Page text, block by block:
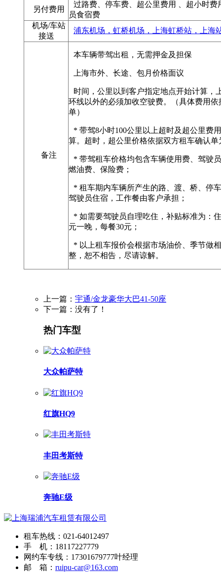
另付费用
过路费、停车费、超公里费用 、超小时费
员食宿费
机场/车站
接送
浦东机场，虹桥机场，上海虹桥站，上海
备注
本车辆带驾出租，无需押金及担保
上海市外、长途、包月价格面议
时间，公里以到客户指定地点开始计算，
环线以外的必须加收空驶费。（具体费用依
单）
* 带驾8小时100公里以上超时及超公里费
算。超时，超公里价格依据双方租车确认单
* 带驾租车价格均包含车辆使用费、驾驶
燃油费、保险费；
* 租车期内车辆所产生的路、渡、桥、停
驾驶员住宿，工作餐由客户承担；
* 如需要驾驶员自理吃住，补贴标准为：
元一晚，每餐30元；
* 以上租车报价会根据市场油价、季节做
整，恕不相告，尽请谅解。
上一篇： 宇通/金龙豪华大巴41-50座
下一篇：没有了！
热门车型
大众帕萨特
红旗HQ9
丰田考斯特
奔驰E级
租车热线：021-64012497
手 机：18117227779
网约车专线：17301679777叶经理
邮 箱： ruipu-car@163.com